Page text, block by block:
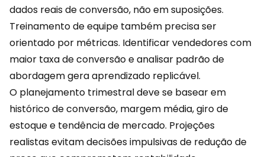
dados reais de conversão, não em suposições.
Treinamento de equipe também precisa ser
orientado por métricas. Identificar vendedores com
maior taxa de conversão e analisar padrão de
abordagem gera aprendizado replicável.
O planejamento trimestral deve se basear em
histórico de conversão, margem média, giro de
estoque e tendência de mercado. Projeções
realistas evitam decisões impulsivas de redução de